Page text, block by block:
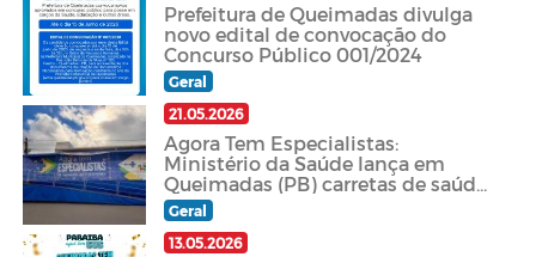
Prefeitura de Queimadas divulga
novo edital de convocação do
Concurso Público 001/2024
Geral
21.05.2026
Agora Tem Especialistas:
Ministério da Saúde lança em
Queimadas (PB) carretas de saúde
da mulher para diagnóstico
precoce de câncer de mama e do
colo
Geral
13.05.2026